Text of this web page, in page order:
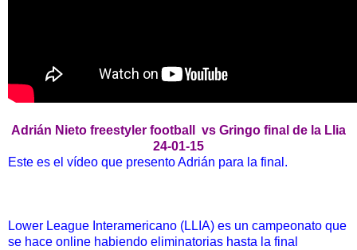
Adrián Nieto freestyler football vs Gringo final de la Llia
24-01-15
Este es el vídeo que presento Adrián para la final.
Lower League Interamericano (LLIA) es un campeonato que
se hace online habiendo eliminatorias hasta la final